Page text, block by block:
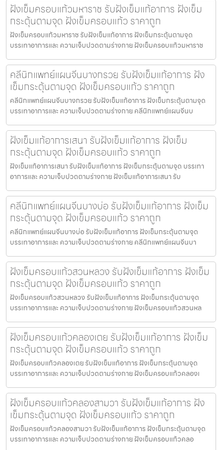
ฝังเข็มครอบแก้วมหาราช รับฝังเข็มแก้อาการ ฝังเข็ม
กระตุ้นตามจุด ฝังเข็มครอบแก้ว ราคาถูก
ฝังเข็มครอบแก้วมหาราช รับฝังเข็มแก้อาการ ฝังเข็มกระตุ้นตามจุด
บรรเทาอาการและ ความเจ็บปวดตามร่างกาย ฝังเข็มครอบแก้วมหาราช
คลีนิกแพทย์แผนจีนบางกรวย รับฝังเข็มแก้อาการ ฝัง
เข็มกระตุ้นตามจุด ฝังเข็มครอบแก้ว ราคาถูก
คลีนิกแพทย์แผนจีนบางกรวย รับฝังเข็มแก้อาการ ฝังเข็มกระตุ้นตามจุด
บรรเทาอาการและ ความเจ็บปวดตามร่างกาย คลีนิกแพทย์แผนจีนบ
ฝังเข็มแก้อาการเสนา รับฝังเข็มแก้อาการ ฝังเข็ม
กระตุ้นตามจุด ฝังเข็มครอบแก้ว ราคาถูก
ฝังเข็มแก้อาการเสนา รับฝังเข็มแก้อาการ ฝังเข็มกระตุ้นตามจุด บรรเทา
อาการและ ความเจ็บปวดตามร่างกาย ฝังเข็มแก้อาการเสนา รับ
คลีนิกแพทย์แผนจีนบางบ่อ รับฝังเข็มแก้อาการ ฝังเข็ม
กระตุ้นตามจุด ฝังเข็มครอบแก้ว ราคาถูก
คลีนิกแพทย์แผนจีนบางบ่อ รับฝังเข็มแก้อาการ ฝังเข็มกระตุ้นตามจุด
บรรเทาอาการและ ความเจ็บปวดตามร่างกาย คลีนิกแพทย์แผนจีนบา
ฝังเข็มครอบแก้วสวนหลวง รับฝังเข็มแก้อาการ ฝังเข็ม
กระตุ้นตามจุด ฝังเข็มครอบแก้ว ราคาถูก
ฝังเข็มครอบแก้วสวนหลวง รับฝังเข็มแก้อาการ ฝังเข็มกระตุ้นตามจุด
บรรเทาอาการและ ความเจ็บปวดตามร่างกาย ฝังเข็มครอบแก้วสวนหล
ฝังเข็มครอบแก้วคลองเตย รับฝังเข็มแก้อาการ ฝังเข็ม
กระตุ้นตามจุด ฝังเข็มครอบแก้ว ราคาถูก
ฝังเข็มครอบแก้วคลองเตย รับฝังเข็มแก้อาการ ฝังเข็มกระตุ้นตามจุด
บรรเทาอาการและ ความเจ็บปวดตามร่างกาย ฝังเข็มครอบแก้วคลองเ
ฝังเข็มครอบแก้วคลองสามวา รับฝังเข็มแก้อาการ ฝัง
เข็มกระตุ้นตามจุด ฝังเข็มครอบแก้ว ราคาถูก
ฝังเข็มครอบแก้วคลองสามวา รับฝังเข็มแก้อาการ ฝังเข็มกระตุ้นตามจุด
บรรเทาอาการและ ความเจ็บปวดตามร่างกาย ฝังเข็มครอบแก้วคลอ